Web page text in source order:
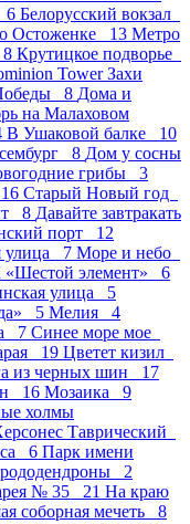
6 Белорусский вокзал
Остоженке 13 Метро
Крутицкое подворье
Tower Захи
8 Дома и
на Малаховом
В Ушаковой балке 10
8 Дом у сосны
грибы 3
Старый Новый год
8 Давайте завтракать
порт 12
улица 7 Море и небо
элемент» 6
улица 5
5 Мелия 4
7 Синее море мое
19 Цветет кизил
из черных шин 17
16 Мозаика 9
холмы
Таврический
6 Парк имени
рододендроны 2
№ 35 21 На краю
соборная мечеть 8